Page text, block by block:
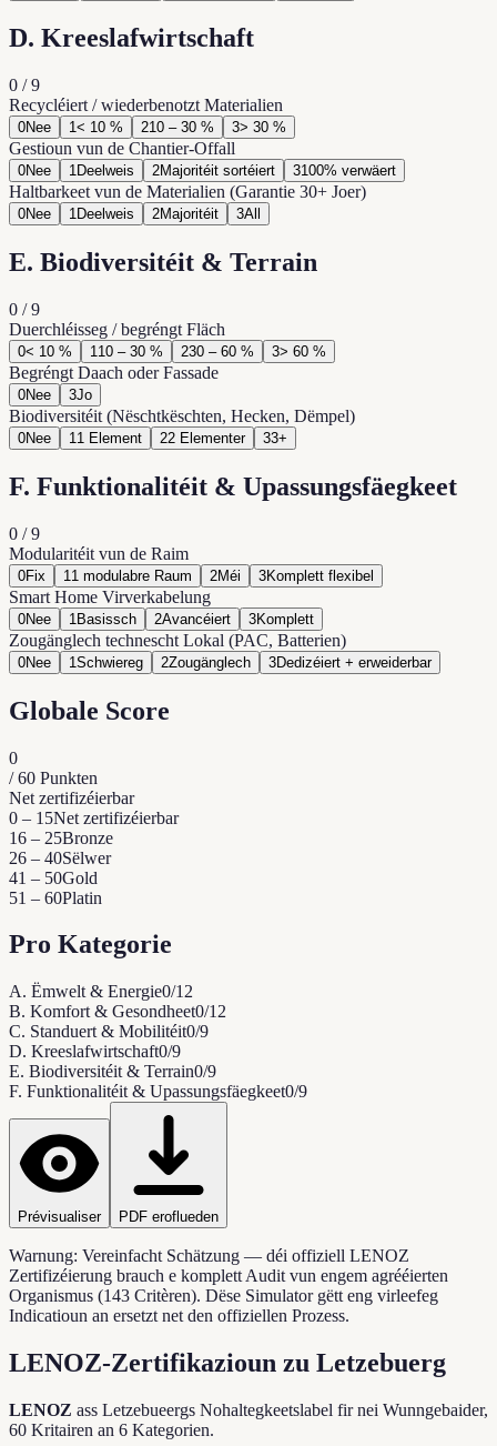
D. Kreeslafwirtschaft
0 /9
Recycléiert / wiederbenotzt Materialien
0Nee 1< 10 % 210 – 30 % 3> 30 %
Gestioun vun de Chantier-Offall
0Nee 1Deelweis 2Majoritéit sortéiert 3100% verwäert
Haltbarkeet vun de Materialien (Garantie 30+ Joer)
0Nee 1Deelweis 2Majoritéit 3All
E. Biodiversitéit & Terrain
0 /9
Duerchléisseg / begréngt Fläch
0< 10 % 1 10 – 30 % 230 – 60 % 3> 60 %
Begréngt Daach oder Fassade
0Nee 3Jo
Biodiversitéit (Nëschtkëschten, Hecken, Dëmpel)
0Nee 1 1 Element 22 Elementer 33+
F. Funktionalitéit & Upassungsfäegkeet
0 /9
Modularitéit vun de Raim
0Fix 1 1 modulabre Raum 2Méi 3Komplett flexibel
Smart Home Virverkabelung
0Nee 1 Basissch 2Avancéiert 3Komplett
Zougänglech technescht Lokal (PAC, Batterien)
0Nee 1 Schwiereg 2Zougänglech 3Dedizéiert + erweiderbar
Globale Score
0
/60 Punkten
Net zertifizéierbar
0 – 15Net zertifizéierbar
16 – 25Bronze
26 – 40Sëlwer
41 – 50Gold
51 – 60Platin
Pro Kategorie
A. Ëmwelt & Energie0/12
B. Komfort & Gesondheet0/12
C. Standuert & Mobilitéit0/9
D. Kreeslafwirtschaft0/9
E. Biodiversitéit & Terrain0/9
F. Funktionalitéit & Upassungsfäegkeet0/9
Prévisualiser PDF eroflueden
Warnung: Vereinfacht Schätzung — déi offiziell LENOZ
Zertifizéierung brauch e komplett Audit vun engem agrééierten
Organismus (143 Critèren). Dëse Simulator gëtt eng virleefeg
Indicatioun an ersetzt net den offiziellen Prozess.
LENOZ-Zertifikazioun zu Letzebuerg
LENOZ ass Letzebueergs Nohaltegkeetslabel fir nei Wunngebaider,
60 Kritairen an 6 Kategorien.